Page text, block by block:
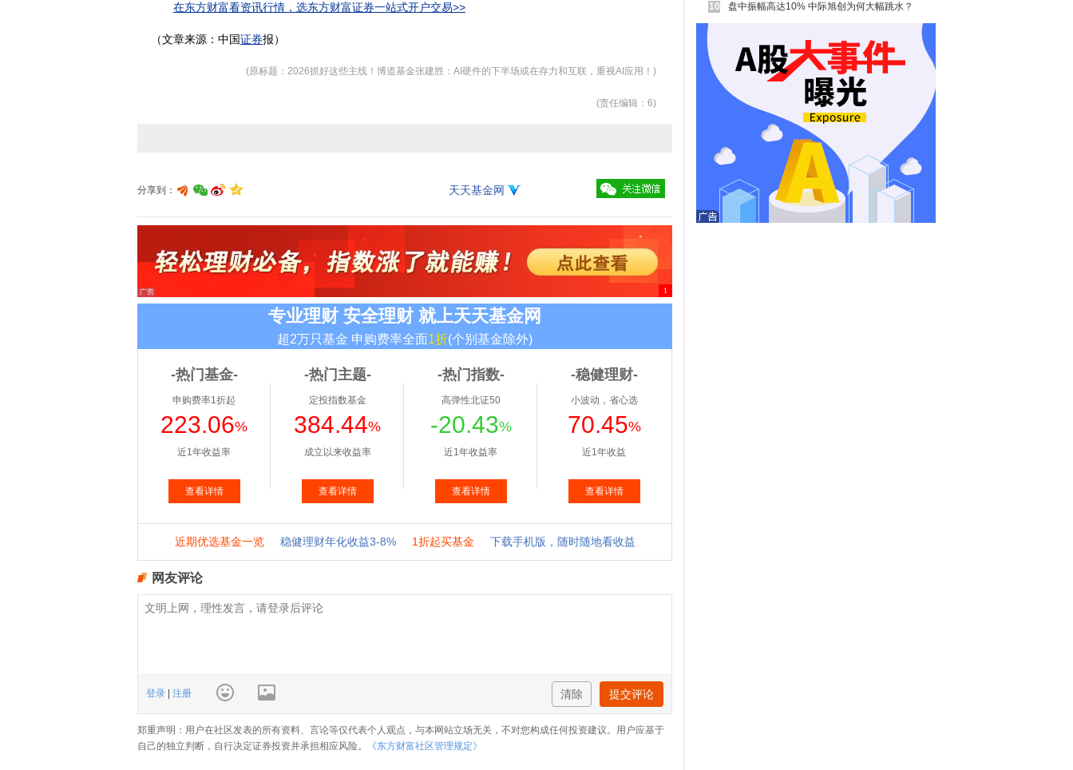
在东方财富看资讯行情，选东方财富证券一站式开户交易>>
（文章来源：中国证券报）
(原标题：2026抓好这些主线！博道基金张建胜：AI硬件的下半场或在存力和互联，重视AI应用！)
(责任编辑：6)
分享到： 天天基金网
网友评论
登录 注册 清除 提交评论
郑重声明：用户在社区发表的所有资料、言论等仅代表个人观点，与本网站立场无关，不对您构成任何投资建议。用户应基于
自己的独立判断，自行决定证券投资并承担相应风险。
《东方财富社区管理规定》
潮！多只中报预增股获资金青睐(名单)
10 盘中振幅高达10% 中际旭创为何大幅跳水？